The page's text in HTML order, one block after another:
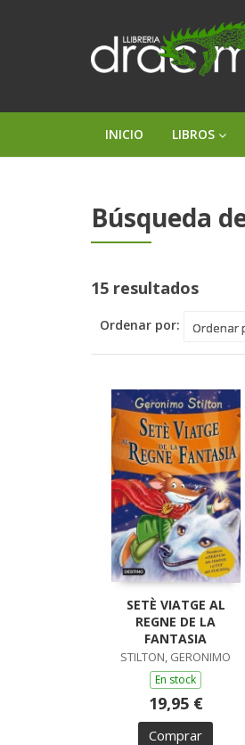
INICIO LIBROS
Búsqueda
15 resultados
Ordenar por:
SETÈ VIATGE AL
REGNE DE LA
FANTASIA
STILTON, GERONIMO
En stock
19,95 €
Comprar